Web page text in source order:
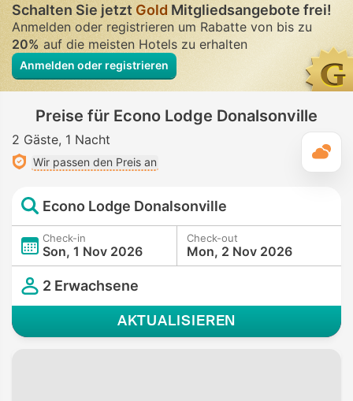
Schalten Sie jetztGold Mitgliedsangebote frei!
Anmelden oder registrieren um Rabatte von bis zu
20%auf die meisten Hotels zu erhalten
Anmelden oder registrieren
Preise für Econo Lodge Donalsonville
2 Gäste 1 Nacht
Wir passen den Preis an
Econo Lodge Donalsonville
Check-in
Son, 1 Nov 2026
Check-out
Mon, 2 Nov 2026
2 Erwachsene
AKTUALISIEREN